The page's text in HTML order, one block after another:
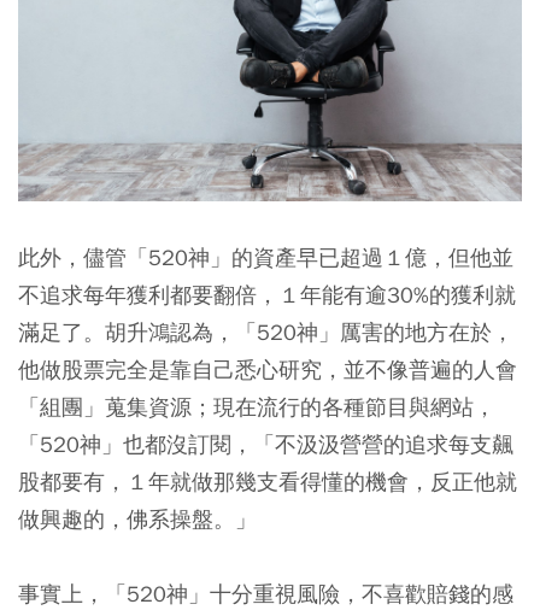
此外，儘管「520神」的資產早已超過１億，但他並
不追求每年獲利都要翻倍，１年能有逾30%的獲利就
滿足了。胡升鴻認為，「520神」厲害的地方在於，
他做股票完全是靠自己悉心研究，並不像普遍的人會
「組團」蒐集資源；現在流行的各種節目與網站，
「520神」也都沒訂閱，「不汲汲營營的追求每支飆
股都要有，１年就做那幾支看得懂的機會，反正他就
做興趣的，佛系操盤。」
事實上，「520神」 十分重視風險 ，不喜歡賠錢的感